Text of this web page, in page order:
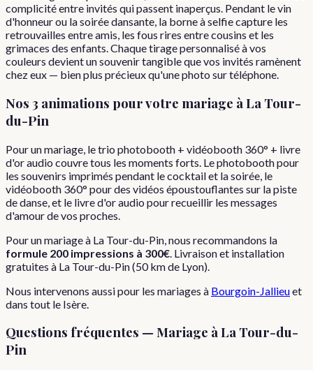
complicité entre invités qui passent inaperçus. Pendant le vin
d'honneur ou la soirée dansante, la borne à selfie capture les
retrouvailles entre amis, les fous rires entre cousins et les
grimaces des enfants. Chaque tirage personnalisé à vos
couleurs devient un souvenir tangible que vos invités ramènent
chez eux — bien plus précieux qu'une photo sur téléphone.
Nos 3 animations pour votre mariage à La Tour-
du-Pin
Pour un mariage, le trio photobooth + vidéobooth 360° + livre
d'or audio couvre tous les moments forts. Le photobooth pour
les souvenirs imprimés pendant le cocktail et la soirée, le
vidéobooth 360° pour des vidéos époustouflantes sur la piste
de danse, et le livre d'or audio pour recueillir les messages
d'amour de vos proches.
Pourunmariageà La Tour-du-Pin , nous recommandons la
formule 200 impressions à 300€ . Livraison et installation
gratuites à La Tour-du-Pin(50km de Lyon).
Nous intervenons aussi pour les mariages à Bourgoin-Jallieuet
dans tout le Isère
Questions fréquentes — Mariage àLa Tour-du-
Pin